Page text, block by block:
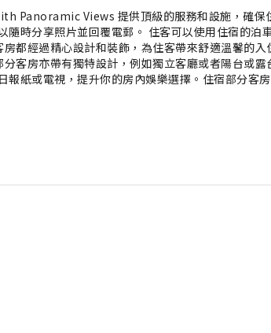
Panoramic Views 提供頂級的服務和設施，確保
隨時分享照片並回覆電郵。 住客可以使用住宿的
都經過精心設計和裝飾，為住客帶來舒適溫馨的
客房亦帶有獨特設計，例如獨立客廳或者陽台或
報紙或電視，提升你的房內娛樂選擇。住宿部分客